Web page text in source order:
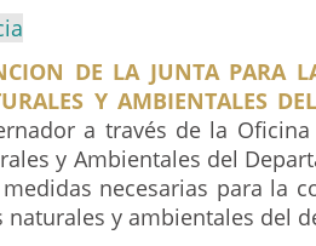
DE LA JUNTA PARA
Y AMBIENTALES
a través de la
y Ambientales del
necesarias para la
naturales y ambientales del